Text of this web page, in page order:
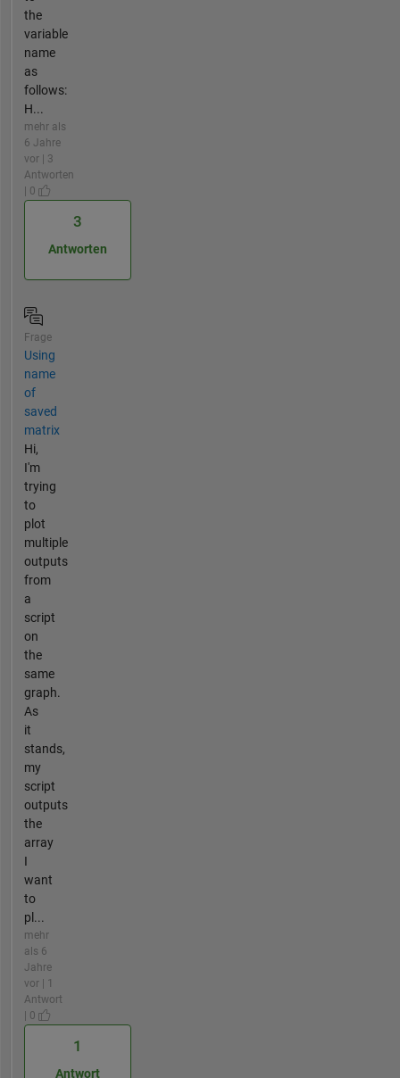
the
variable
name
as
follows:
H...
mehr als
6 Jahre
vor | 3
Antworten
| 0
3
Antworten
Frage
Using
name
of
saved
matrix
Hi,
I'm
trying
to
plot
multiple
outputs
from
a
script
on
the
same
graph.
As
it
stands,
my
script
outputs
the
array
I
want
to
pl...
mehr
als 6
Jahre
vor | 1
Antwort
| 0
1
Antwort